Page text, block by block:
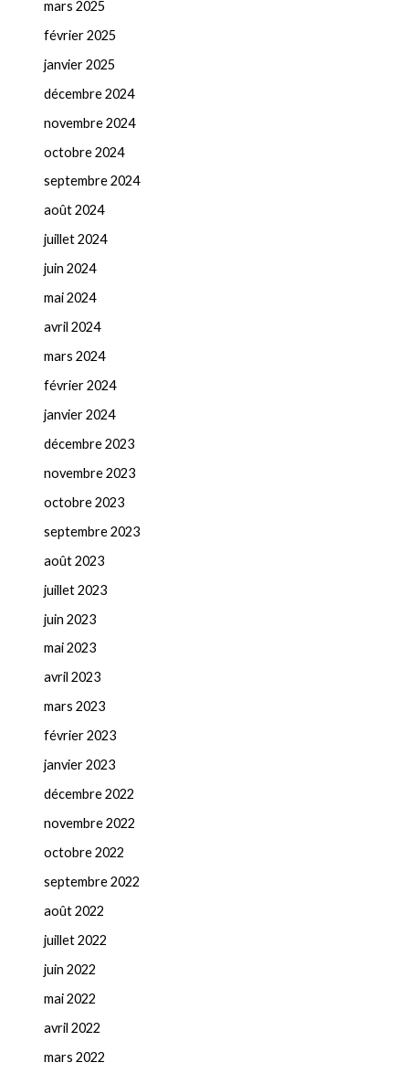
mars 2025
février 2025
janvier 2025
décembre 2024
novembre 2024
octobre 2024
septembre 2024
août 2024
juillet 2024
juin 2024
mai 2024
avril 2024
mars 2024
février 2024
janvier 2024
décembre 2023
novembre 2023
octobre 2023
septembre 2023
août 2023
juillet 2023
juin 2023
mai 2023
avril 2023
mars 2023
février 2023
janvier 2023
décembre 2022
novembre 2022
octobre 2022
septembre 2022
août 2022
juillet 2022
juin 2022
mai 2022
avril 2022
mars 2022